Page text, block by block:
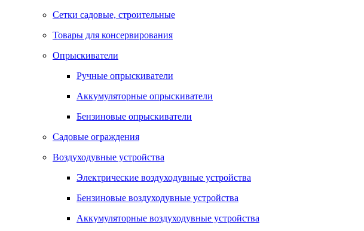
Сетки садовые, строительные
Товары для консервирования
Опрыскиватели
Ручные опрыскиватели
Аккумуляторные опрыскиватели
Бензиновые опрыскиватели
Садовые ограждения
Воздуходувные устройства
Электрические воздуходувные устройства
Бензиновые воздуходувные устройства
Аккумуляторные воздуходувные устройства